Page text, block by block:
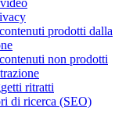
prodotti dalla
non prodotti
ritratti
di ricerca (SEO)